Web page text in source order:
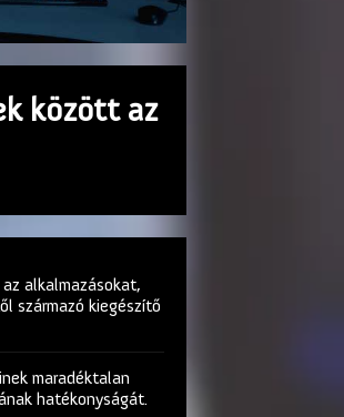
között az
alkalmazásokat,
származó kiegészítő
maradéktalan
hatékonyságát.